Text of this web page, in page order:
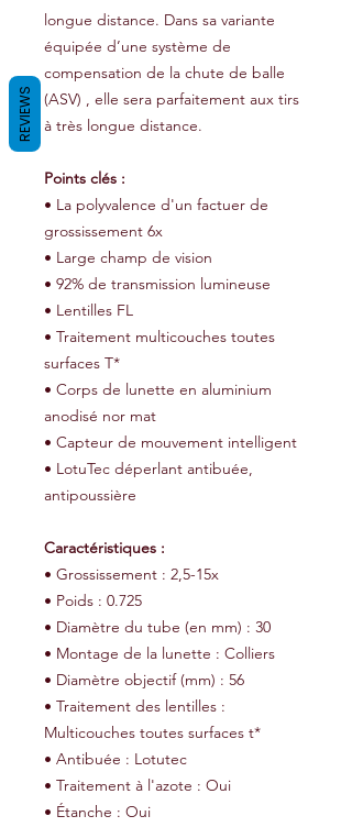
longue distance. Dans sa variante
équipée d’une système de
compensation de la chute de balle
(ASV) , elle sera parfaitement aux tirs
à très longue distance.
Points clés :
• La polyvalence d'un factuer de
grossissement 6x
• Large champ de vision
• 92% de transmission lumineuse
• Lentilles FL
• Traitement multicouches toutes
surfaces T*
• Corps de lunette en aluminium
anodisé nor mat
• Capteur de mouvement intelligent
• LotuTec déperlant antibuée,
antipoussière
Caractéristiques :
• Grossissement : 2,5-15x
• Poids : 0.725
• Diamètre du tube (en mm) : 30
• Montage de la lunette : Colliers
• Diamètre objectif (mm) : 56
• Traitement des lentilles :
Multicouches toutes surfaces t*
• Antibuée : Lotutec
• Traitement à l'azote : Oui
• Étanche : Oui
REVIEWS